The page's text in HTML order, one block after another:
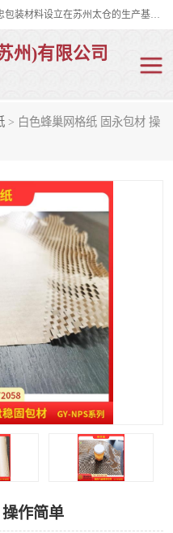
双忠包装材料（苏州）有限公司是上海双忠包装材料设立在苏州太仓的生产基地，占地约2万平米，产品主要有打孔缠绕膜，拉伸蜂窝纸，集装箱充气袋，滑托板，打包带，裹包网兜，防滑纸等箱体和托盘的运输和保护性包材。固永包材®，GooYon Pack®，是我们保护性包装材料的专属品牌。
州)有限公司
> 白色蜂巢网格纸 固永包材 操
作简单
纤维打包带
充气袋
托盘裹包网兜